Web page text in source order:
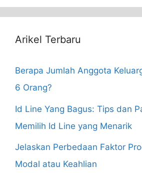
Arikel Terbaru
Berapa Jumlah Anggota
6 Orang?
Id Line Yang Bagus: Tips dan
Memilih Id Line yang Menarik
Jelaskan Perbedaan Faktor
Modal atau Keahlian